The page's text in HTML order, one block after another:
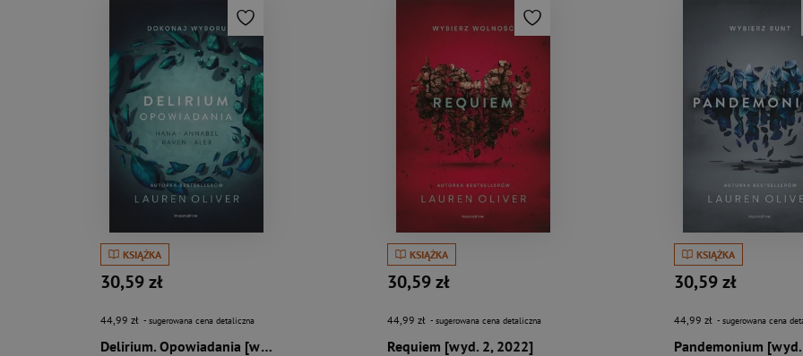
KSIĄŻKA
30,59 zł
44,99 zł - sugerowana cena detaliczna
Delirium. Opowiadania [wyd. 2, 2022]
KSIĄŻKA
30,59 zł
44,99 zł - sugerowana cena detaliczna
Requiem [wyd. 2, 2022]
KSIĄŻKA
30,59 zł
44,99 zł - sugerowana cena
Pandemonium